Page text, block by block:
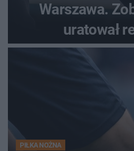
Warszawa.
uratował
PIŁKA NOŻNA